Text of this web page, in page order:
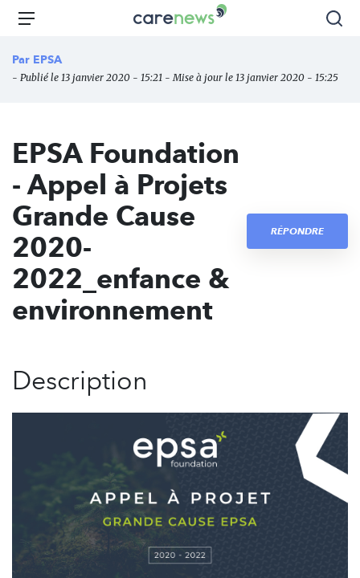
Aller
principal
Carenews,
des
Menu
Par EPSA
- Publié le 13 janvier 2020 - 15:21 - Mise à jour le 13 janvier 2020 - 15:25
EPSA Foundation
- Appel à Projets
Grande Cause
2020-
2022_enfance &
environnement
RÉPONDRE
Description